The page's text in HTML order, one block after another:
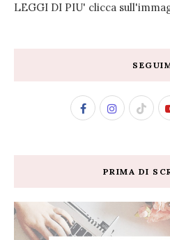
LEGGI DI PIU' clicca
PRIMA DI